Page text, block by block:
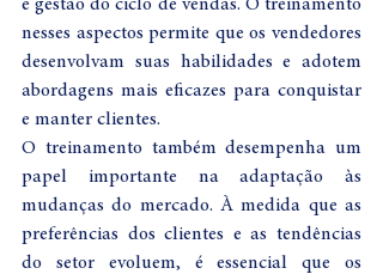
e gestão do ciclo de vendas. O treinamento
nesses aspectos permite que os vendedores
desenvolvam suas habilidades e adotem
abordagens mais eficazes para conquistar
e manter clientes.
O treinamento também desempenha um
papel importante na adaptação às
mudanças do mercado. À medida que as
preferências dos clientes e as tendências
do setor evoluem, é essencial que os